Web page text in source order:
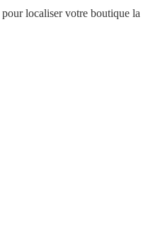
pour localiser votre boutique la